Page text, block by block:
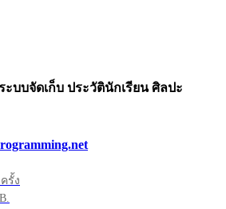
บบจัดเก็บ ประวัตินักเรียน ศิลปะ
รั้ง